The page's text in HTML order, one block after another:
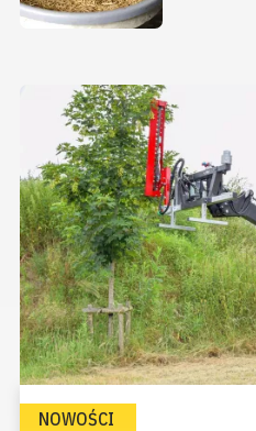
NOWOŚCI